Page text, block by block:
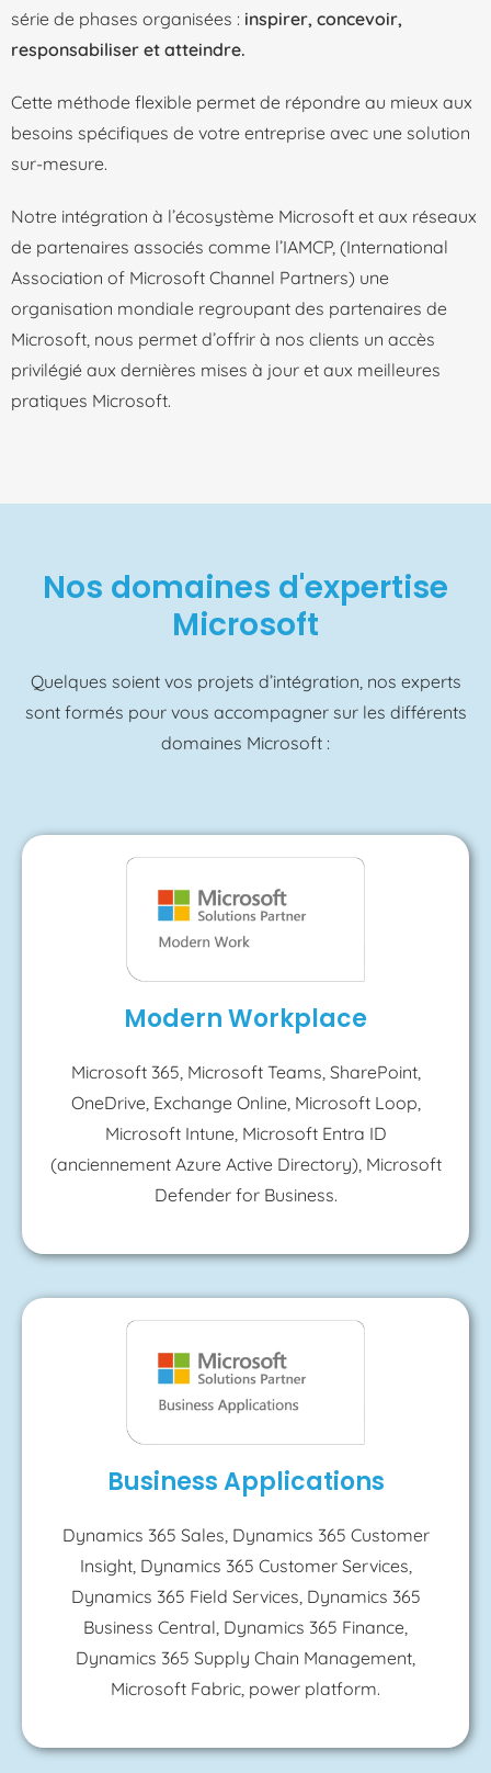
série de phases organisées : inspirer, concevoir,
responsabiliser et atteindre.
Cette méthode flexible permet de répondre au mieux aux
besoins spécifiques de votre entreprise avec une solution
sur-mesure.
Notre intégration à l’écosystème Microsoft et aux réseaux
de partenaires associés comme l’IAMCP, (International
Association of Microsoft Channel Partners) une
organisation mondiale regroupant des partenaires de
Microsoft, nous permet d’offrir à nos clients un accès
privilégié aux dernières mises à jour et aux meilleures
pratiques Microsoft.
Nos domaines d'expertise
Microsoft
Quelques soient vos projets d’intégration, nos experts
sont formés pour vous accompagner sur les différents
domaines Microsoft :
Modern Workplace
Microsoft 365, Microsoft Teams, SharePoint,
OneDrive, Exchange Online, Microsoft Loop,
Microsoft Intune, Microsoft Entra ID
(anciennement Azure Active Directory), Microsoft
Defender for Business.
Business Applications
Dynamics 365 Sales, Dynamics 365 Customer
Insight, Dynamics 365 Customer Services,
Dynamics 365 Field Services, Dynamics 365
Business Central, Dynamics 365 Finance,
Dynamics 365 Supply Chain Management,
Microsoft Fabric, power platform.